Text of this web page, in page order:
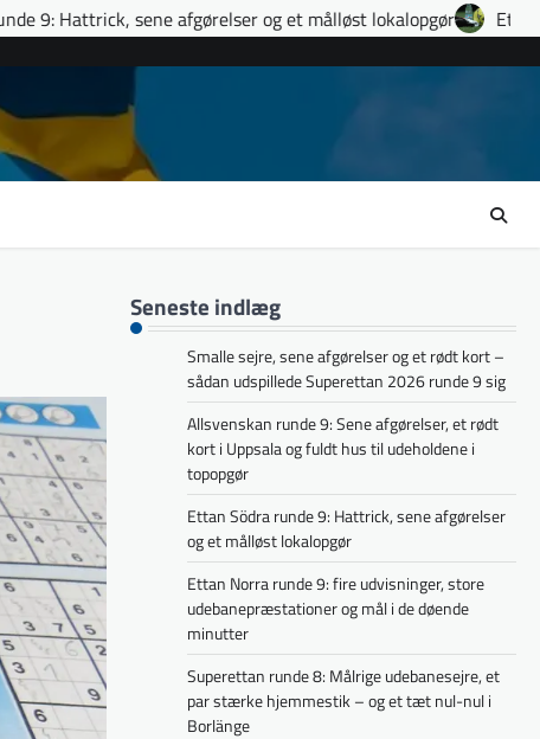
og et målløst lokalopgør Ettan Norra runde 9: fire
Seneste indlæg
Smalle sejre, sene afgørelser og et rødt kort –
sådan udspillede Superettan 2026 runde 9 sig
Allsvenskan runde 9: Sene afgørelser, et rødt
kort i Uppsala og fuldt hus til udeholdene i
topopgør
Ettan Södra runde 9: Hattrick, sene afgørelser
og et målløst lokalopgør
Ettan Norra runde 9: fire udvisninger, store
udebanepræstationer og mål i de døende
minutter
Superettan runde 8: Målrige udebanesejre, et
par stærke hjemmestik – og et tæt nul-nul i
Borlänge